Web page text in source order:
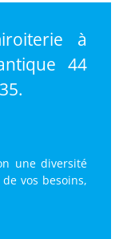
à
44
une diversité
vos besoins,